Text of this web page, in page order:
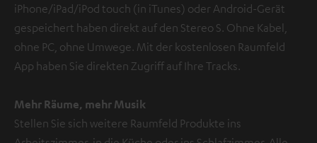
iPhone/iPad/iPod touch (in iTunes) oder Android-Gerät
gespeichert haben direkt auf den Stereo S. Ohne Kabel,
ohne PC, ohne Umwege. Mit der kostenlosen Raumfeld
App haben Sie direkten Zugriff auf Ihre Tracks.
Mehr Räume, mehr Musik
Stellen Sie sich weitere Raumfeld Produkte ins